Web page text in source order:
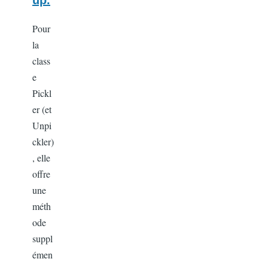
Pour
la
class
e
Pickl
er (et
Unpi
ckler)
, elle
offre
une
méth
ode
suppl
émen